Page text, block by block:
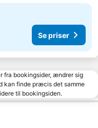
Se priser
fra bookingsider, ændrer sig
kan finde præcis det samme
til bookingsiden.